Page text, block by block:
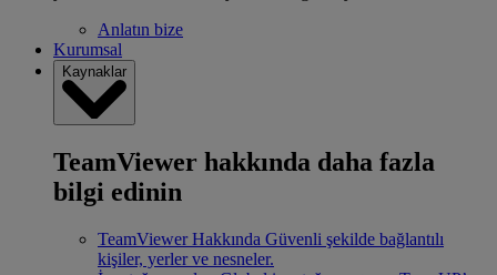
Anlatın bize
Kurumsal
Kaynaklar
TeamViewer hakkında daha fazla
bilgi edinin
TeamViewer Hakkında Güvenli şekilde bağlantılı
kişiler, yerler ve nesneler.